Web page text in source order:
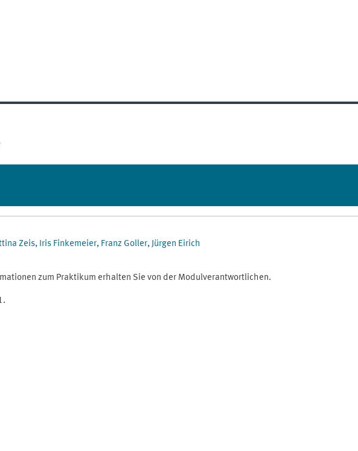
Zeis, Iris Finkemeier, Franz Goller, Jürgen Eirich
zum Praktikum erhalten Sie von der Modulverantwortlichen.